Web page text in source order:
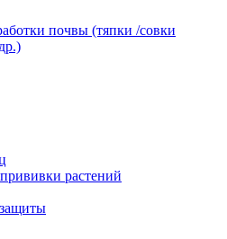
почвы (тяпки /совки
растений